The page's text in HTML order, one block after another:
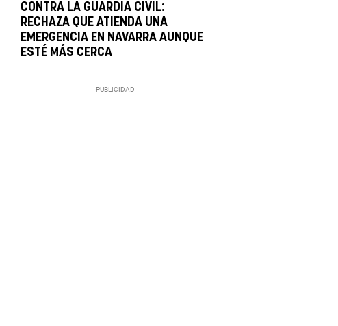
CONTRA LA GUARDIA CIVIL:
RECHAZA QUE ATIENDA UNA
EMERGENCIA EN NAVARRA AUNQUE
ESTÉ MÁS CERCA